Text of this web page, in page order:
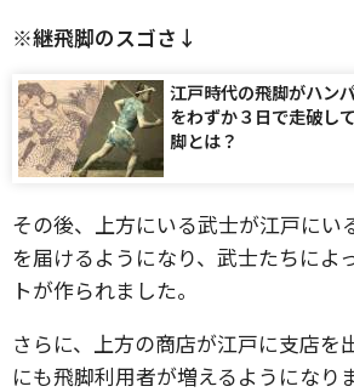
※継飛脚のスゴさ↓
江戸時代の飛脚がハン
をわずか３日で走破し
脚とは？
その後、上方にいる武士が江戸にい
を届けるようになり、武士たちによ
トが作られました。
さらに、上方の商店が江戸に支店を
にも飛脚利用者が増えるようになり